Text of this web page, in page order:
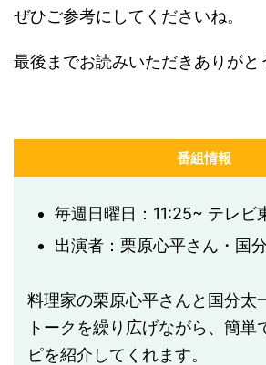
ぜひご参考にしてくださいね。
最後までお読みいただきありがと
番組情報
毎週日曜日：11:25~ テレビ
出演者：栗原心平さん・国
料理家の栗原心平さんと国分太
トークを繰り広げながら、簡単
ピを紹介してくれます。